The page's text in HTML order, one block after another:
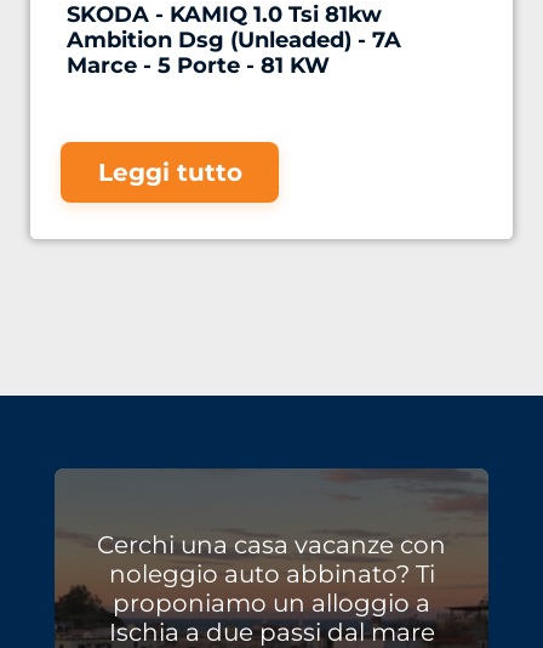
SKODA - KAMIQ 1.0 Tsi 81kw
Ambition Dsg (Unleaded) - 7A
Marce - 5 Porte - 81 KW
Leggi tutto
Cerchi una casa vacanze con
noleggio auto abbinato? Ti
proponiamo un alloggio a
Ischia a due passi dal mare